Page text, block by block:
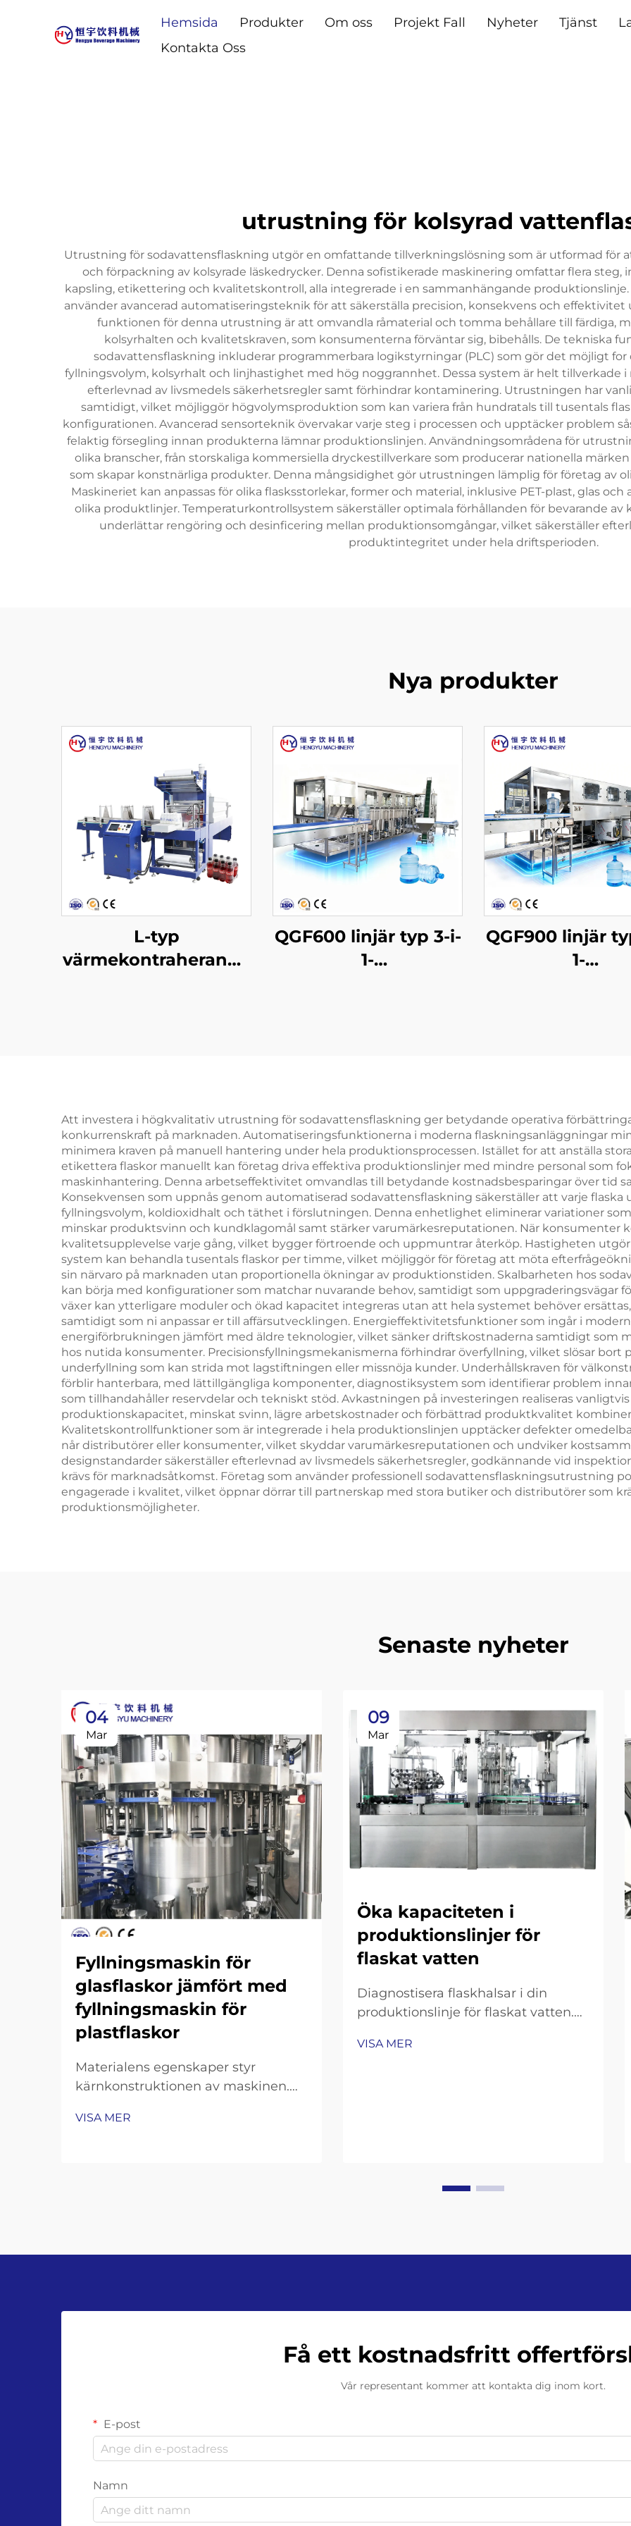
Hemsida Produkter Om oss Projekt Fall Nyheter Tjänst
Kontakta Oss
utrustning för kolsyrad
Utrustning för sodavattensflaskning utgör en omfattande tillverkningslösning som är utformad för
och förpackning av kolsyrade läskedrycker. Denna sofistikerade maskinering omfattar flera steg,
kapsling, etikettering och kvalitetskontroll, alla integrerade i en sammanhängande
använder avancerad automatiseringsteknik för att säkerställa precision, konsekvens och effektivitet
funktionen för denna utrustning är att omvandla råmaterial och tomma behållare till färdiga,
kolsyrhalten och kvalitetskraven, som konsumenterna förväntar sig, bibehålls. De tekniska
sodavattensflaskning inkluderar programmerbara logikstyrningar (PLC) som gör det möjligt for
fyllningsvolym, kolsyrhalt och linjhastighet med hög noggrannhet. Dessa system är helt tillverkade
efterlevnad av livsmedels säkerhetsregler samt förhindrar kontaminering. Utrustningen har
samtidigt, vilket möjliggör högvolymsproduktion som kan variera från hundratals till tusentals
konfigurationen. Avancerad sensorteknik övervakar varje steg i processen och upptäcker problem
felaktig försegling innan produkterna lämnar produktionslinjen. Användningsområdena för
olika branscher, från storskaliga kommersiella dryckestillverkare som producerar nationella
som skapar konstnärliga produkter. Denna mångsidighet gör utrustningen lämplig för företag av
Maskineriet kan anpassas för olika flasksstorlekar, former och material, inklusive PET-plast, glas
olika produktlinjer. Temperaturkontrollsystem säkerställer optimala förhållanden för bevarande
underlättar rengöring och desinficering mellan produktionsomgångar, vilket säkerställer
produktintegritet under hela driftsperioden.
Nya produkter
L-typ
värmekontraherande
QGF600 linjär typ 3-i-
1-
QGF900 linjär
1-
Att investera i högkvalitativ utrustning för sodavattensflaskning ger betydande operativa
konkurrenskraft på marknaden. Automatiseringsfunktionerna i moderna flaskningsanläggningar
minimera kraven på manuell hantering under hela produktionsprocessen. Istället for att anställa
etikettera flaskor manuellt kan företag driva effektiva produktionslinjer med mindre personal som
maskinhantering. Denna arbetseffektivitet omvandlas till betydande kostnadsbesparingar över tid
Konsekvensen som uppnås genom automatiserad sodavattensflaskning säkerställer att varje
fyllningsvolym, koldioxidhalt och täthet i förslutningen. Denna enhetlighet eliminerar variationer
minskar produktsvinn och kundklagomål samt stärker varumärkesreputationen. När konsumenter
kvalitetsupplevelse varje gång, vilket bygger förtroende och uppmuntrar återköp. Hastigheten
system kan behandla tusentals flaskor per timme, vilket möjliggör för företag att möta
sin närvaro på marknaden utan proportionella ökningar av produktions­tiden. Skalbarheten hos
kan börja med konfigurationer som matchar nuvarande behov, samtidigt som uppgraderingsvägar
växer kan ytterligare moduler och ökad kapacitet integreras utan att hela systemet behöver
samtidigt som ni anpassar er till affärsutvecklingen. Energieffektivitetsfunktioner som ingår i
energiförbrukningen jämfört med äldre teknologier, vilket sänker driftskostnaderna samtidigt som
hos nutida konsumenter. Precisionsfyllningsmekanismerna förhindrar överfyllning, vilket slösar
underfyllning som kan strida mot lagstiftningen eller missnöja kunder. Underhållskraven för
förblir hanterbara, med lättillgängliga komponenter, diagnostiksystem som identifierar problem
som tillhandahåller reservdelar och tekniskt stöd. Avkastningen på investeringen realiseras
produktionskapacitet, minskat svinn, lägre arbetskostnader och förbättrad produktkvalitet
Kvalitetskontrollfunktioner som är integrerade i hela produktionslinjen upptäcker defekter
når distributörer eller konsumenter, vilket skyddar varumärkesreputationen och undviker
designstandarder säkerställer efterlevnad av livsmedels säkerhetsregler, godkännande vid
krävs för marknadsåtkomst. Företag som använder professionell sodavattensflaskningsutrustning
engagerade i kvalitet, vilket öppnar dörrar till partnerskap med stora butiker och distributörer som
produktionsmöjligheter.
Senaste nyheter
04
Mar
Fyllningsmaskin för
glasflaskor jämfört med
fyllningsmaskin för
plastflaskor
Materialens egenskaper styr
kärnkonstruktionen av maskinen.
varför fyllningsmaskiner för
VISA MER
09
Mar
Öka kapaciteten i
produktionslinjer för
flaskat vatten
Diagnostisera flaskhalsar i din
produktionslinje för flaskat vatten.
genomströmningsluckor:
VISA MER
Få ett kostnadsfritt
Vår representant kommer att kontakta dig inom kort.
E-post
Namn